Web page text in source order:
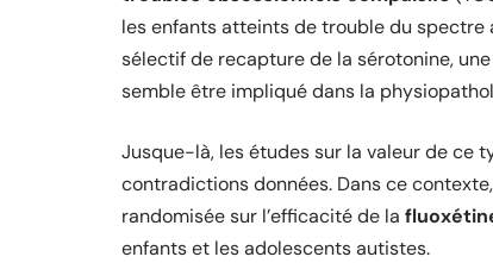
les enfants atteints de trouble du spectre
sélectif de recapture de la sérotonine,
semble être impliqué dans la
Jusque-là, les études sur la valeur de ce
contradictions données. Dans ce
randomisée sur l’efficacité de la
enfants et les adolescents autistes.